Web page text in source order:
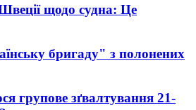
щодо судна: Це
бригаду" з полонених
групове зґвалтування 21-